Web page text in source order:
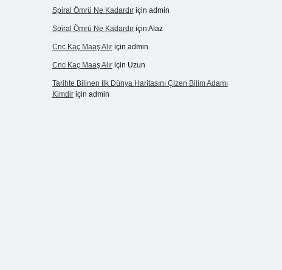
Spiral Ömrü Ne Kadardıriçin admin
Spiral Ömrü Ne Kadardıriçin Alaz
Cnc Kaç Maaş Alıriçin admin
Cnc Kaç Maaş Alıriçin Uzun
Tarihte Bilinen Ilk Dünya Haritasını Çizen Bilim Adamı
Kimdiriçin admin